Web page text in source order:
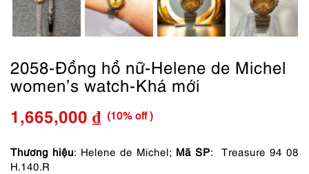
2058-Đồng hồ nữ-Helene de Michel
women’s watch-Khá mới
Giá
gốc
1,665,000 ₫
Giá
hiện
(10% off )
Thương hiệu: Helene de Michel; Mã SP: Treasure 94 08
H.140.R